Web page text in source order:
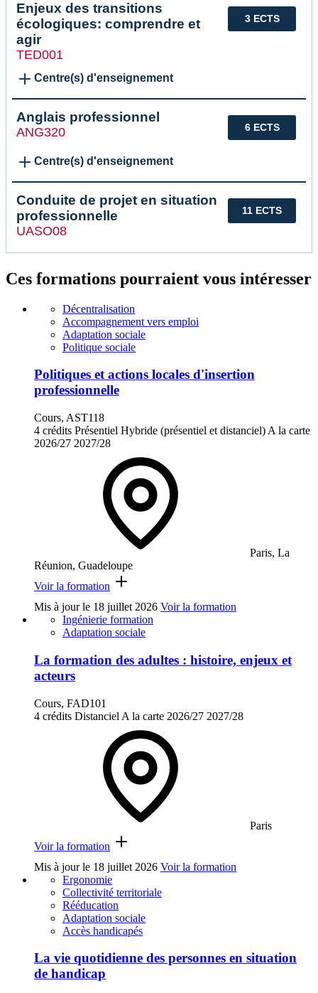
3 ECTS
Enjeux des transitions
écologiques: comprendre et
agir
TED001
Centre(s) d'enseignement
6 ECTS
Anglais professionnel
ANG320
Centre(s) d'enseignement
11 ECTS
Conduite de projet en situation
professionnelle
UASO08
Ces formations pourraient vous intéresser
Décentralisation
Accompagnement vers emploi
Adaptation sociale
Politique sociale
Politiques et actions locales d'insertion
professionnelle
Cours, AST118
4 crédits Présentiel Hybride (présentiel et distanciel) A la carte
2026/27 2027/28
Paris, La
Réunion, Guadeloupe
Voir la formation
Mis à jour le 18 juillet 2026 Voir la formation
Ingénierie formation
Adaptation sociale
La formation des adultes : histoire, enjeux et
acteurs
Cours, FAD101
4 crédits Distanciel A la carte 2026/27 2027/28
Paris
Voir la formation
Mis à jour le 18 juillet 2026 Voir la formation
Ergonomie
Collectivité territoriale
Rééducation
Adaptation sociale
Accès handicapés
La vie quotidienne des personnes en situation
de handicap